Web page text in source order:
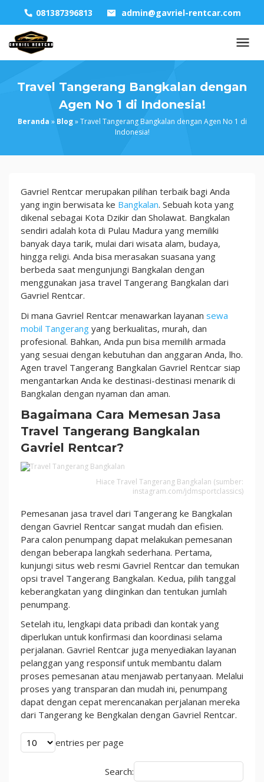
content
081387396813 admin@gavriel-rentcar.com
Travel Tangerang Bangkalan dengan
Agen No 1 di Indonesia!
Beranda » Blog»Travel Tangerang Bangkalan dengan Agen No 1 di
Indonesia!
Travel
Tangerang
Bangkalan
dengan
Agen
No
1
di
Indonesia!
Gavriel Rentcar merupakan pilihan terbaik bagi Anda
yang ingin berwisata ke Bangkalan. Sebuah kota yang
dikenal sebagai Kota Dzikir dan Sholawat. Bangkalan
sendiri adalah kota di Pulau Madura yang memiliki
banyak daya tarik, mulai dari wisata alam, budaya,
hingga religi. Anda bisa merasakan suasana yang
berbeda saat mengunjungi Bangkalan dengan
menggunakan jasa travel Tangerang Bangkalan dari
Gavriel Rentcar.
Di mana Gavriel Rentcar menawarkan layanan sewa
mobil Tangerang yang berkualitas, murah, dan
profesional. Bahkan, Anda pun bisa memilih armada
yang sesuai dengan kebutuhan dan anggaran Anda, lho.
Agen travel Tangerang Bangkalan Gavriel Rentcar siap
mengantarkan Anda ke destinasi-destinasi menarik di
Bangkalan dengan nyaman dan aman.
Bagaimana Cara Memesan Jasa
Travel Tangerang Bangkalan
Gavriel Rentcar?
Hiace Travel Tangerang Bangkalan (sumber:
instagram.com/jdmsportclassics)
Pemesanan jasa travel dari Tangerang ke Bangkalan
dengan Gavriel Rentcar sangat mudah dan efisien.
Para calon penumpang dapat melakukan pemesanan
dengan beberapa langkah sederhana. Pertama,
kunjungi situs web resmi Gavriel Rentcar dan temukan
opsi travel Tangerang Bangkalan. Kedua, pilih tanggal
keberangkatan yang diinginkan dan tentukan jumlah
penumpang.
Setelah itu, lengkapi data pribadi dan kontak yang
diperlukan untuk konfirmasi dan koordinasi selama
perjalanan. Gavriel Rentcar juga menyediakan layanan
pelanggan yang responsif untuk membantu dalam
proses pemesanan atau menjawab pertanyaan. Melalui
proses yang transparan dan mudah ini, penumpang
dapat dengan cepat merencanakan perjalanan mereka
dari Tangerang ke Bengkalan dengan Gavriel Rentcar.
entries per page
Search: